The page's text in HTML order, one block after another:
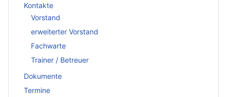
Kontakte
Vorstand
erweiterter Vorstand
Fachwarte
Trainer / Betreuer
Dokumente
Termine